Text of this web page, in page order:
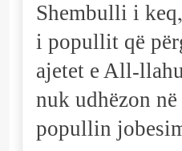
Shembulli i
i popullit që
ajetet e All-
nuk udhëzon
popullin